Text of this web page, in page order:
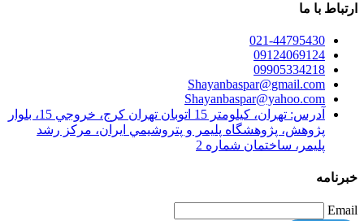
ارتباط با ما
021-44795430
09124069124
09905334218
Shayanbaspar@gmail.com
Shayanbaspar@yahoo.com
آدرس: تهران، كيلومتر 15 اتوبان تهران كرج،‌ خروجي 15، بلوار
پژوهش، پژوهشگاه پليمر و پتروشيمي ايران، مركز رشد
پليمر، ساختمان شماره 2
خبرنامه
Email